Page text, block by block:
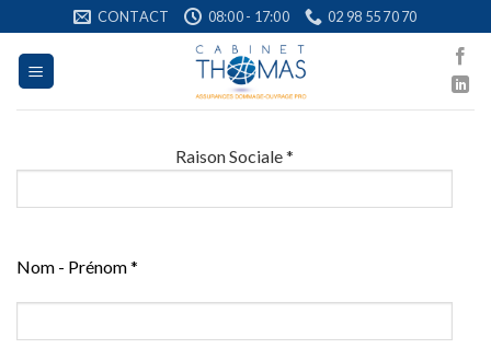
content
CONTACT 08:00 - 17:00 02 98 55 70 70
Raison Sociale *
Nom - Prénom *